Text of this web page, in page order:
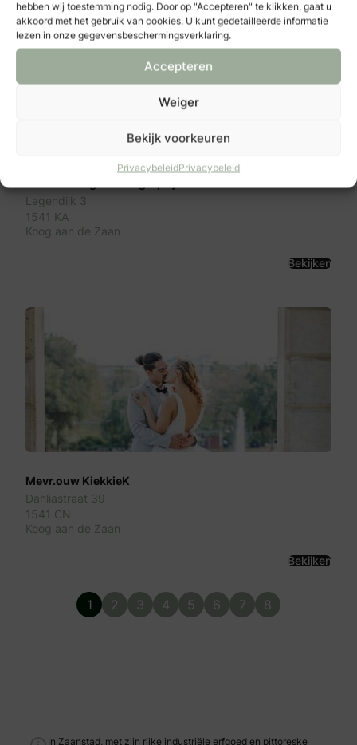
hebben wij toestemming nodig. Door op "Accepteren" te klikken, gaat u
akkoord met het gebruik van cookies. U kunt gedetailleerde informatie
lezen in onze gegevensbeschermingsverklaring.
Accepteren
Weiger
Bekijk voorkeuren
PrivacybeleidPrivacybeleid
IN-Fotodesign Photography
Lagendijk 3
1541 KA
Koog aan de Zaan
Bekijken
Mevr.ouw KiekkieK
Dahliastraat 39
1541 CN
Koog aan de Zaan
Bekijken
1 2 3 4 5 6 7 8
In Zaanstad, met zijn rijke industriële erfgoed en pittoreske